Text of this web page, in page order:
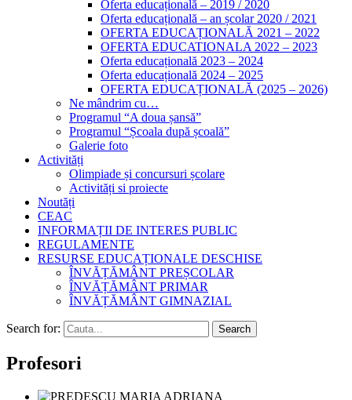
Oferta educațională – 2019 / 2020
Oferta educațională – an școlar 2020 / 2021
OFERTA EDUCAȚIONALĂ 2021 – 2022
OFERTA EDUCATIONALA 2022 – 2023
Oferta educațională 2023 – 2024
Oferta educațională 2024 – 2025
OFERTA EDUCAȚIONALĂ (2025 – 2026)
Ne mândrim cu…
Programul “A doua șansă”
Programul “Școala după școală”
Galerie foto
Activități
Olimpiade și concursuri școlare
Activități si proiecte
Noutăți
CEAC
INFORMAȚII DE INTERES PUBLIC
REGULAMENTE
RESURSE EDUCAȚIONALE DESCHISE
ÎNVĂȚĂMÂNT PREȘCOLAR
ÎNVĂȚĂMÂNT PRIMAR
ÎNVĂȚĂMÂNT GIMNAZIAL
Search for: Search
Profesori